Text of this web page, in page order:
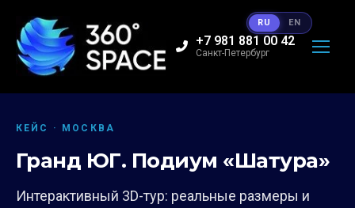
+7 981 881 00 42
Санкт-Петербург
КЕЙС · МОСКВА
Гранд ЮГ. Подиум «Шатура»
Интерактивный 3D-тур: реальные размеры и
RU EN